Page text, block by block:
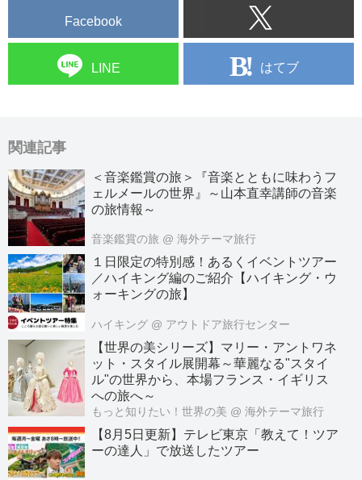
Facebook
LINE はてブ
関連記事
＜音楽鑑賞の旅＞『音楽とともに味わうフ
ェルメールの世界』～山本直幸講師の音楽
の旅情報～
音楽鑑賞の旅 @ 海外テーマ旅行
１日限定の特別感！あるくイベントツアー
／ハイキング編のご紹介【ハイキング・ウ
ォーキングの旅】
ハイキング @ アウトドア旅行センター
【世界の美シリーズ】マリー・アントワネ
ット・スタイル展開幕～華麗なる"スタイ
ル"の世界から、本場フランス・イギリス
への旅へ～
もっと知りたい！世界の美 @ 海外テーマ旅行
【8月5日更新】テレビ東京「教えて！ツア
ーの達人」で放送したツアー